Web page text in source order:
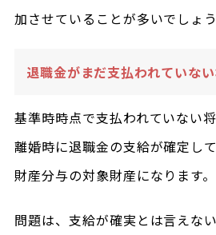
加させていることが多いでしょう
退職金がまだ支払われていな
基準時時点で支払われていない
離婚時に退職金の支給が確定し
財産分与の対象財産になります。
問題は、支給が確実とは言えな